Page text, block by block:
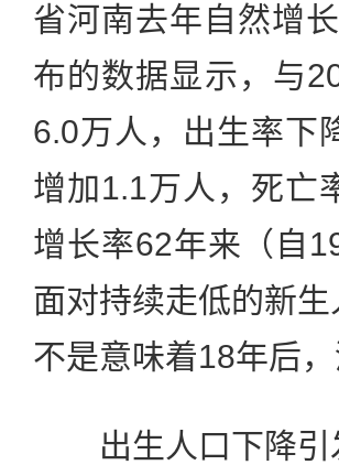
省河南去年自然增
布的数据显示，与
6.0万人，出生率下
增加1.1万人，死亡
增长率62年来（自
面对持续走低的新
不是意味着18年后
出生人口下降引